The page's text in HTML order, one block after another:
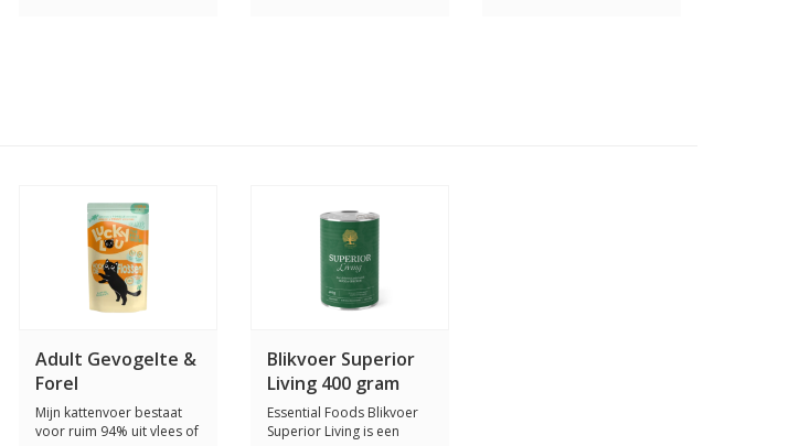
Adult Gevogelte &
Forel
Mijn kattenvoer bestaat
voor ruim 94% uit vlees of
Blikvoer Superior
Living 400 gram
Essential Foods Blikvoer
Superior Living is een